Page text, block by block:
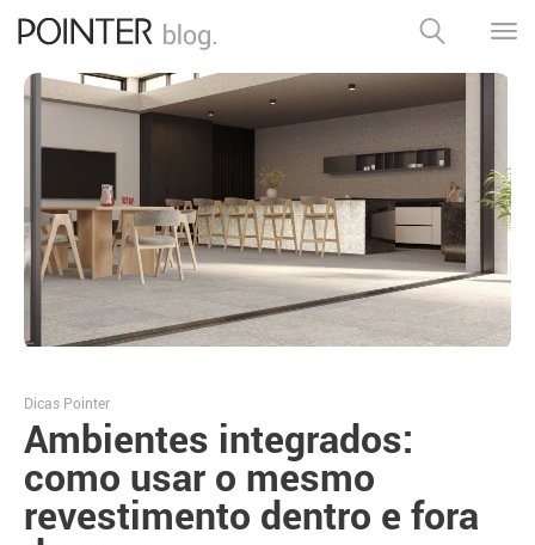
Ambientes integrados:
como usar o mesmo
revestimento dentro e fora
Dicas Pointer